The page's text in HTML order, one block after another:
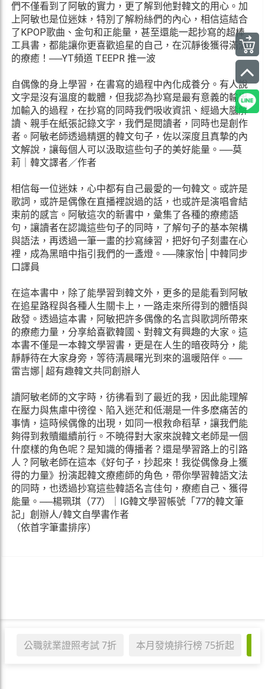
公職就業證照考試 7折 本月發燒排行榜 75折起
們不僅看到了阿敏的實力，更了解到他對韓文的用心。加
上阿敏也是位迷妹，特別了解粉絲們的內心，相信這結合
了KPOP歌曲、金句和正能量，甚至還能一起抄寫的超棒
工具書，都能讓你更喜歡追星的自己，在沉靜後獲得滿滿
的療癒！──YT頻道 TEEPR 推一波
自偶像的身上學習，在書寫的過程中內化成養分。有人說
文字是沒有溫度的載體，但我認為抄寫是最有意義的輸出
加輸入的過程，在抄寫的同時我們吸收資訊、經過大腦解
讀、親手在紙張記錄文字，我們是閱讀者，同時也是創作
者。阿敏老師透過精選的韓文句子，佐以深度且真摯的內
文解說，讓每個人可以汲取這些句子的美好能量。──莫
莉｜韓文譯者／作者
相信每一位迷妹，心中都有自己最愛的一句韓文。或許是
歌詞，或許是偶像在直播裡說過的話，也或許是演唱會結
束前的感言。阿敏這次的新書中，彙集了各種的療癒語
句，讓讀者在認識這些句子的同時，了解句子的基本架構
與語法，再透過一筆一畫的抄寫練習，把好句子刻畫在心
裡，成為黑暗中指引我們的一盞燈。──陳家怡│中韓同步
口譯員
在這本書中，除了能學習到韓文外，更多的是能看到阿敏
在追星路程與各種人生關卡上，一路走來所得到的體悟與
啟發。透過這本書，阿敏把許多偶像的名言與歌詞所帶來
的療癒力量，分享給喜歡韓國、對韓文有興趣的大家。這
本書不僅是一本韓文學習書，更是在人生的暗夜時分，能
靜靜待在大家身旁，等待清晨曙光到來的溫暖陪伴。──
雷吉娜│超有趣韓文共同創辦人
讀阿敏老師的文字時，彷彿看到了最近的我，因此能理解
在壓力與焦慮中徬徨、陷入迷茫和低潮是一件多麽痛苦的
事情，這時候偶像的出現，如同一根救命稻草，讓我們能
夠得到救贖繼續前行。不曉得對大家來說韓文老師是一個
什麼樣的角色呢？是知識的傳播者？還是學習路上的引路
人？阿敏老師在這本《好句子，抄起來！我從偶像身上獲
得的力量》扮演起韓文療癒師的角色，帶你學習韓語文法
的同時，也透過抄寫這些韓語名言佳句，療癒自己、獲得
能量。──楊珮琪（77）｜IG韓文學習帳號「77的韓文筆
記」創辦人/韓文自學書作者
（依首字筆畫排序）